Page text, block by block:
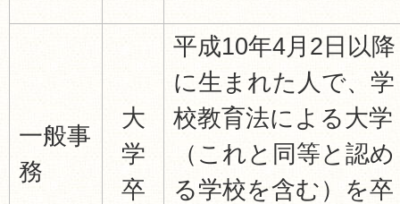
一般事
務
大
学
卒
平成10年4月2日以降
に生まれた人で、学
校教育法による大学
（これと同等と認め
る学校を含む）を卒